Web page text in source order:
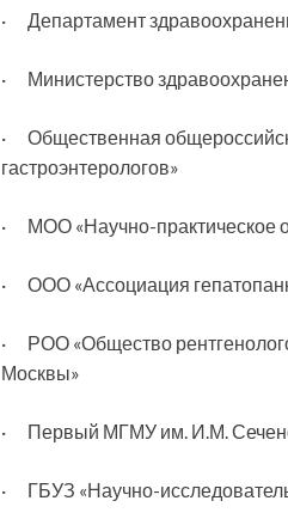
· Департамент
· Министерство
· Общественная
гастроэнтерологов»
· МОО «Научно-практическое
· ООО «Ассоциация
· РОО «Общество
Москвы»
· Первый МГМУ им. И.М.
· ГБУЗ «Научно-